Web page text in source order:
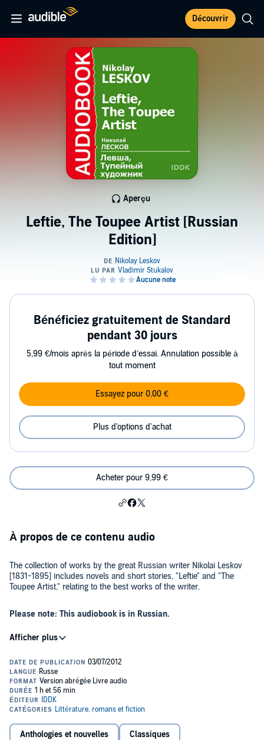
Découvrir
Leftie, The Toupee Artist [Russian
Edition]
Aperçu
Bénéficiez gratuitement de Standard
pendant 30 jours
5,99 €/mois après la période d’essai. Annulation possible à
tout moment
Essayez pour 0,00 €
Plus d'options d'achat
Acheter pour 9,99 €
À propos de ce contenu audio
The collection of works by the great Russian writer Nikolai Leskov
[1831-1895] includes novels and short stories, "Leftie" and "The
Toupee Artist," relating to the best works of the writer.
Please note: This audiobook is in Russian.
Public Domain (P)2012 Agentstvo
Anthologies et nouvelles Classiques